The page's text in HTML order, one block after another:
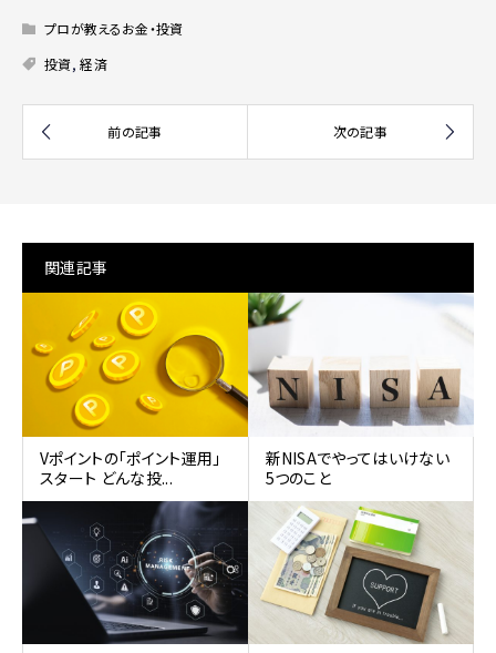
プロが教えるお金・投資
投資,経済
関連記事
Vポイントの「ポイント運用」
スタート どんな投...
新NISAでやってはいけない
5つのこと